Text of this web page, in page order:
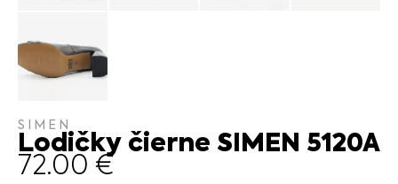
SIMEN
Lodičky čierne SIMEN 5120A
72.00 €